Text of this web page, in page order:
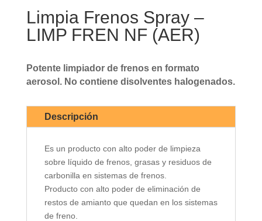
Limpia Frenos Spray –
LIMP FREN NF (AER)
Potente limpiador de frenos en formato
aerosol. No contiene disolventes halogenados.
Descripción
Es un producto con alto poder de limpieza
sobre líquido de frenos, grasas y residuos de
carbonilla en sistemas de frenos.
Producto con alto poder de eliminación de
restos de amianto que quedan en los sistemas
de freno.